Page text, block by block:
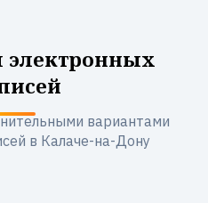
электронных
вариантами
в Калаче-на-Дону